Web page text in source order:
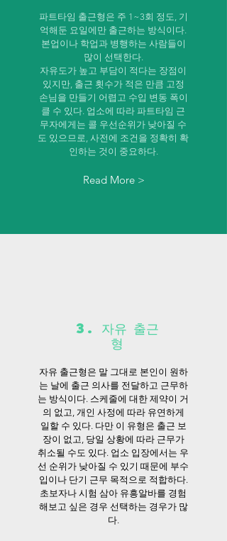
파트타임 출근형은 주 1~3회 정도, 기
억해둔 요일에만 출근하는 방식이다.
본업이나 학업과 병행하는 사람들이
많이 선택한다.
자유도가 높고 부담이 적다는 장점이
있지만, 출근 횟수가 적은 만큼 고정
손님을 만들기 어렵고 수입 변동 폭이
클 수 있다. 업소에 따라 파트타임 근
무자에게는 콜 우선순위가 낮아질 수
도 있으므로, 사전에 조건을 정확히 확
인하는 것이 중요하다.
Read More >
3. 자유 출근
형
자유 출근형은 말 그대로 본인이 원하
는 날에 출근 의사를 전달하고 근무하
는 방식이다. 스케줄에 대한 제약이 거
의 없고, 개인 사정에 따라 유연하게
일할 수 있다. 다만 이 유형은 출근 보
장이 없고, 당일 상황에 따라 근무가
취소될 수도 있다. 업소 입장에서는 우
선 순위가 낮아질 수 있기 때문에 부수
입이나 단기 근무 목적으로 적합하다.
초보자나 시험 삼아 유흥알바를 경험
해보고 싶은 경우 선택하는 경우가 많
다.